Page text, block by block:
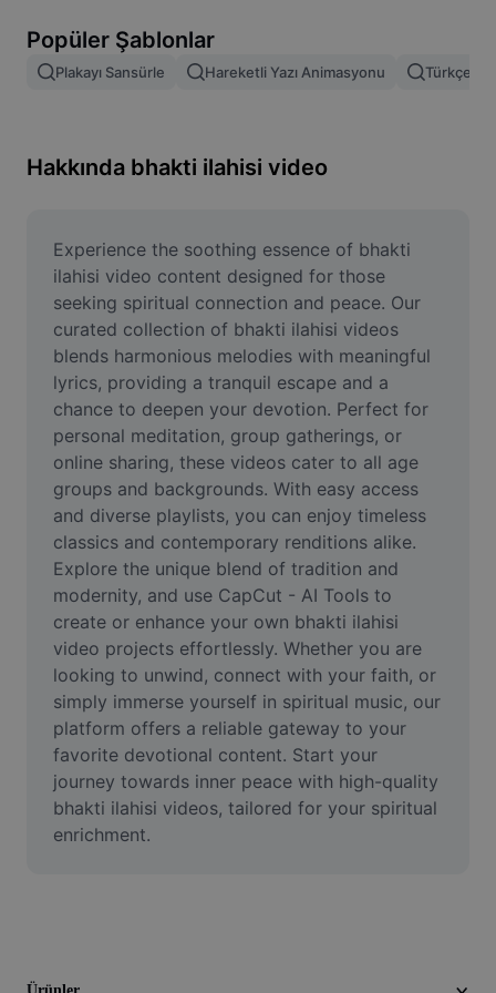
Resim birleştirme
Resmi Yeniden Boyutlandırma
Mizah Görseli Oluşturucu
AI Text Remover
AI People Remover
AI Inpainting
Face Cutout
Video
Video arka planını kaldırma
Kaliteyi artır
Video Düzenleyici
Videoyu Kesme
Videoya Yazı Ekleme
Video Dönüştürücü
Popüler Şablonlar
Plakayı Sansürle Hareketli Yazı Animasyonu Türkçe
Hakkında bhakti ilahisi video
Experience the soothing essence of bhakti
ilahisi video content designed for those
seeking spiritual connection and peace. Our
curated collection of bhakti ilahisi videos
blends harmonious melodies with meaningful
lyrics, providing a tranquil escape and a
chance to deepen your devotion. Perfect for
personal meditation, group gatherings, or
online sharing, these videos cater to all age
groups and backgrounds. With easy access
and diverse playlists, you can enjoy timeless
classics and contemporary renditions alike.
Explore the unique blend of tradition and
modernity, and use CapCut - AI Tools to
create or enhance your own bhakti ilahisi
video projects effortlessly. Whether you are
looking to unwind, connect with your faith, or
simply immerse yourself in spiritual music, our
platform offers a reliable gateway to your
favorite devotional content. Start your
journey towards inner peace with high-quality
bhakti ilahisi videos, tailored for your spiritual
enrichment.